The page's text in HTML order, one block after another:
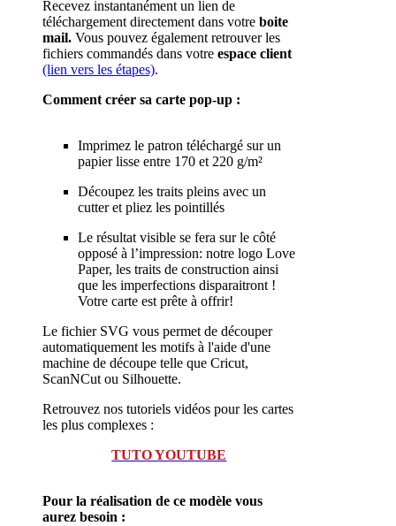
Recevez instantanément un lien de
téléchargement directement dans votre boite
mail. Vous pouvez également retrouver les
fichiers commandés dans votre espace client
(lien vers les étapes).
Comment créer sa carte pop-up :
Imprimez le patron téléchargé sur un
papier lisse entre 170 et 220 g/m²
Découpez les traits pleins avec un
cutter et pliez les pointillés
Le résultat visible se fera sur le côté
opposé à l’impression: notre logo Love
Paper, les traits de construction ainsi
que les imperfections disparaitront !
Votre carte est prête à offrir!
Le fichier SVG vous permet de découper
automatiquement les motifs à l'aide d'une
machine de découpe telle que Cricut,
ScanNCut ou Silhouette.
Retrouvez nos tutoriels vidéos pour les cartes
les plus complexes :
TUTO YOUTUBE
Pour la réalisation de ce modèle vous
aurez besoin :